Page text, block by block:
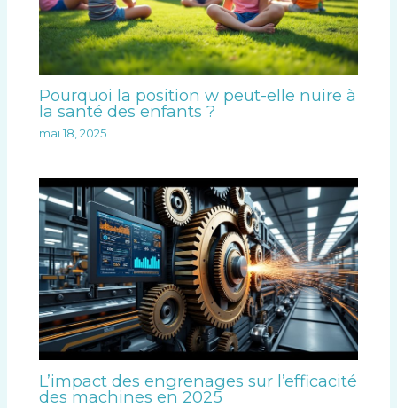
Pourquoi la position w peut-elle nuire à
la santé des enfants ?
mai 18, 2025
L’impact des engrenages sur l’efficacité
des machines en 2025